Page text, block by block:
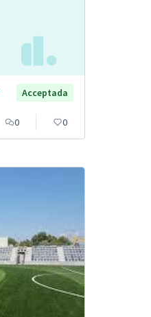
Acceptada
0 0